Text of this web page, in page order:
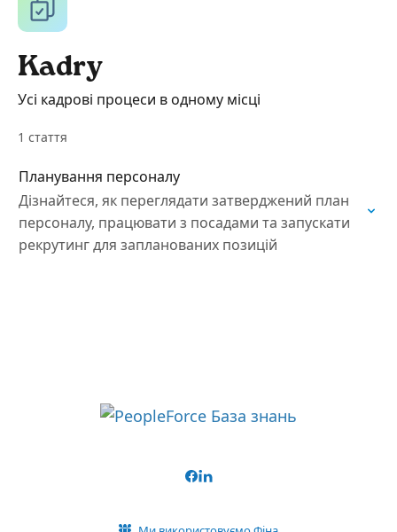
Kadry
Усі кадрові процеси в одному місці
1 стаття
Планування персоналу
Дізнайтеся, як переглядати затверджений план
персоналу, працювати з посадами та запускати
рекрутинг для запланованих позицій